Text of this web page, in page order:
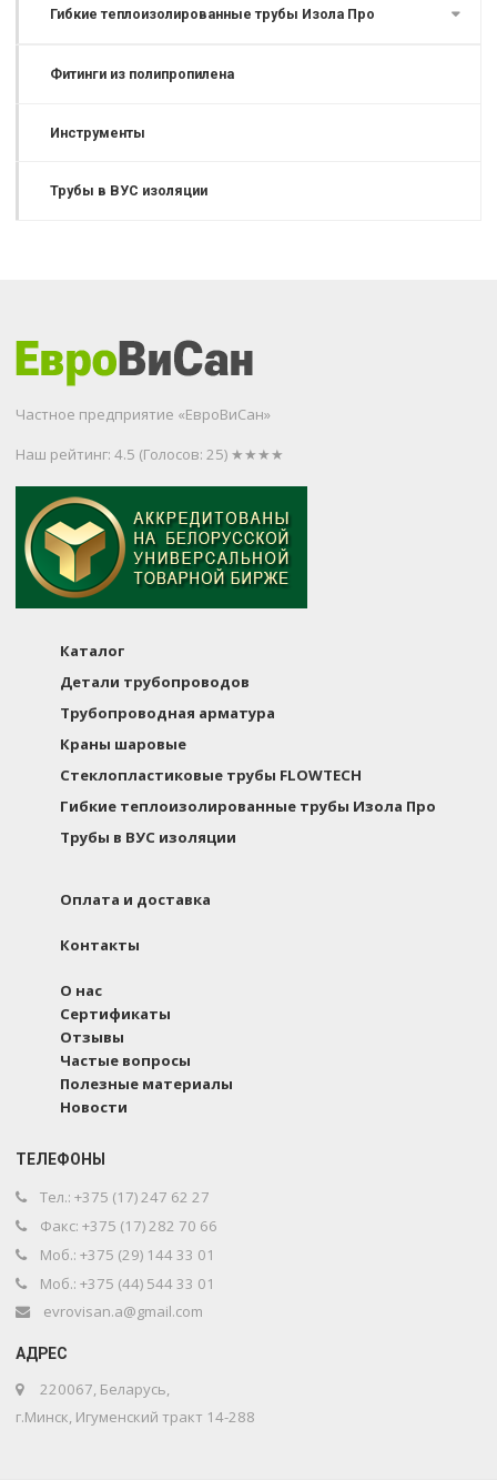
Гибкие теплоизолированные трубы Изола Про
Фитинги из полипропилена
Инструменты
Трубы в ВУС изоляции
Частное предприятие «ЕвроВиСан»
Наш рейтинг: 4.5 (Голосов:25) ★★★★
Каталог
Детали трубопроводов
Трубопроводная арматура
Краны шаровые
Стеклопластиковые трубы FLOWTECH
Гибкие теплоизолированные трубы Изола Про
Трубы в ВУС изоляции
Оплата и доставка
Контакты
О нас
Сертификаты
Отзывы
Частые вопросы
Полезные материалы
Новости
ТЕЛЕФОНЫ
Тел.: +375 (17) 247 62 27
Факс: +375 (17) 282 70 66
Моб.: +375 (29) 144 33 01
Моб.: +375 (44) 544 33 01
evrovisan.a@gmail.com
АДРЕС
220067, Беларусь,
г.Минск, Игуменский тракт 14-288